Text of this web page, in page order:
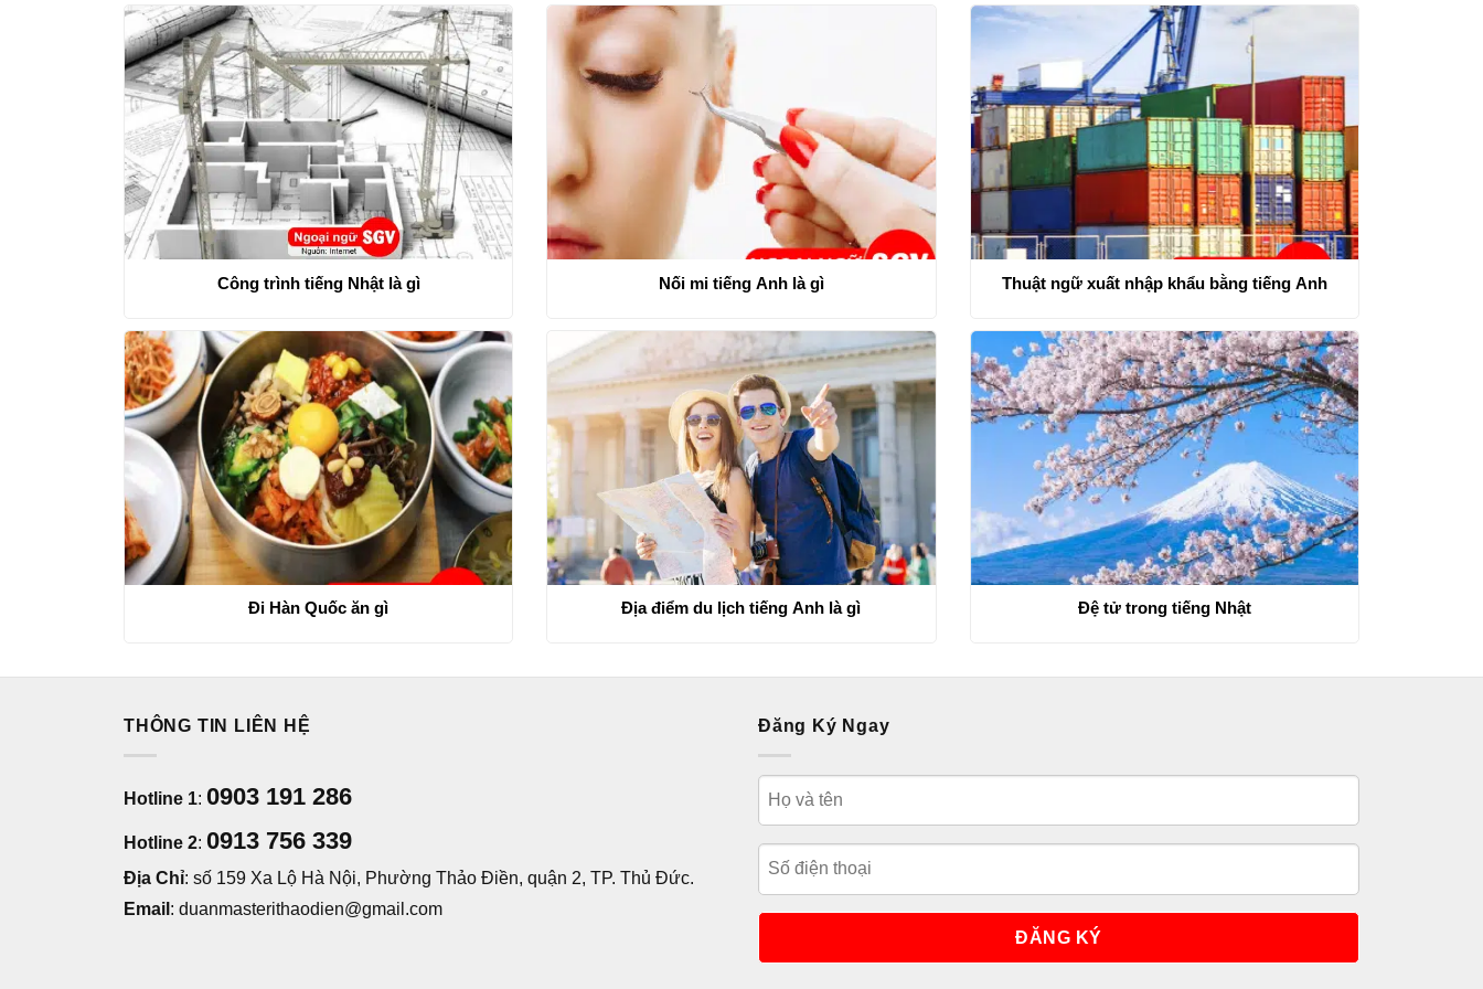
Công trình tiếng Nhật là gì Nối mi tiếng Anh là gì Thuật ngữ xuất nhập khẩu bằng tiếng Anh
Đi Hàn Quốc ăn gì Địa điểm du lịch tiếng Anh là gì Đệ tử trong tiếng Nhật
THÔNG TIN LIÊN HỆ
Hotline 1: 0903 191 286
Hotline 2: 0913 756 339
Địa Chỉ: số 159 Xa Lộ Hà Nội, Phường Thảo Điền, quận 2, TP. Thủ Đức.
Email : duanmasterithaodien@gmail.com
Đăng Ký Ngay